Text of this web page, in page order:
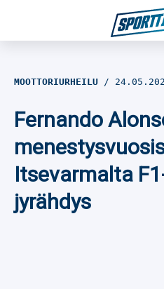
Jalkapallo
Yleisurheilu
Talviurheilu
MOOTTORIURHEILU
Fernando
Itsevarmalta
jyrähdys